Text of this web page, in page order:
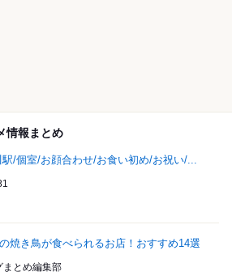
情報まとめ
駅/個室/お顔合わせ/お食い初め/お祝い/...
焼き鳥が食べられるお店！おすすめ14選
まとめ編集部